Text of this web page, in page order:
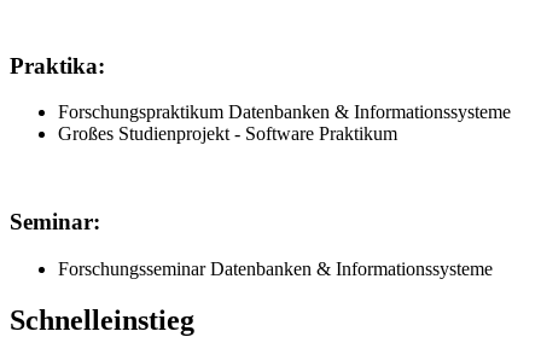
Praktika:
Forschungspraktikum Datenbanken & Informationssysteme
Großes Studienprojekt - Software Praktikum
Seminar:
Forschungsseminar Datenbanken & Informationssysteme
Schnelleinstieg